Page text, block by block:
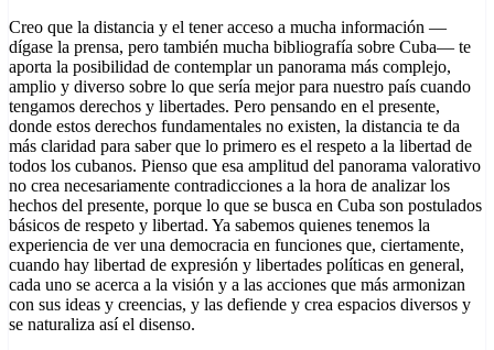
Creo que la distancia y el tener acceso a mucha información —
dígase la prensa, pero también mucha bibliografía sobre Cuba— te
aporta la posibilidad de contemplar un panorama más complejo,
amplio y diverso sobre lo que sería mejor para nuestro país cuando
tengamos derechos y libertades. Pero pensando en el presente,
donde estos derechos fundamentales no existen, la distancia te da
más claridad para saber que lo primero es el respeto a la libertad de
todos los cubanos. Pienso que esa amplitud del panorama valorativo
no crea necesariamente contradicciones a la hora de analizar los
hechos del presente, porque lo que se busca en Cuba son postulados
básicos de respeto y libertad. Ya sabemos quienes tenemos la
experiencia de ver una democracia en funciones que, ciertamente,
cuando hay libertad de expresión y libertades políticas en general,
cada uno se acerca a la visión y a las acciones que más armonizan
con sus ideas y creencias, y las defiende y crea espacios diversos y
se naturaliza así el disenso.